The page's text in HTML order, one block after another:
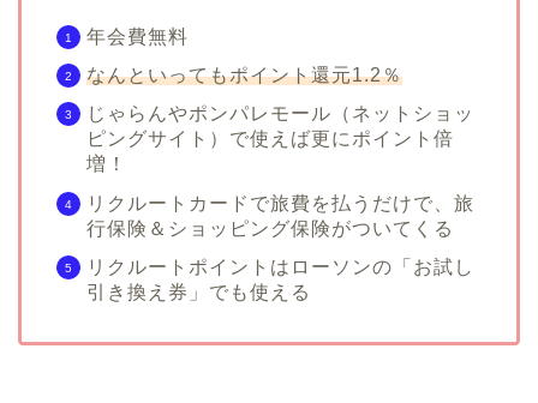
年会費無料
なんといってもポイント還元1.2％
じゃらんやポンパレモール（ネットショッ
ピングサイト）で使えば更にポイント倍
増！
リクルートカードで旅費を払うだけで、旅
行保険＆ショッピング保険がついてくる
リクルートポイントはローソンの「お試し
引き換え券」でも使える